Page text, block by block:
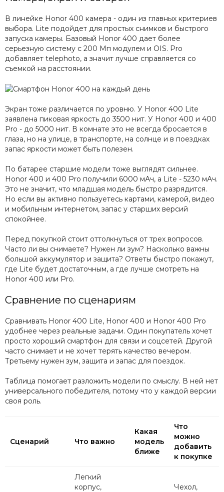
В линейке Honor 400 камера - один из главных критериев
выбора. Lite подойдет для простых снимков и быстрого
запуска камеры. Базовый Honor 400 дает более
серьезную систему с 200 Мп модулем и OIS. Pro
добавляет telephoto, а значит лучше справляется со
съемкой на расстоянии.
Экран тоже различается по уровню. У Honor 400 Lite
заявлена пиковая яркость до 3500 нит. У Honor 400 и 400
Pro - до 5000 нит. В комнате это не всегда бросается в
глаза, но на улице, в транспорте, на солнце и в поездках
запас яркости может быть полезен.
По батарее старшие модели тоже выглядят сильнее.
Honor 400 и 400 Pro получили 6000 мАч, а Lite - 5230 мАч.
Это не значит, что младшая модель быстро разрядится.
Но если вы активно пользуетесь картами, камерой, видео
и мобильным интернетом, запас у старших версий
спокойнее.
Перед покупкой стоит оттолкнуться от трех вопросов.
Часто ли вы снимаете? Нужен ли зум? Насколько важны
большой аккумулятор и защита? Ответы быстро покажут,
где Lite будет достаточным, а где лучше смотреть на
Honor 400 или Pro.
Сравнение по сценариям
Сравнивать Honor 400 Lite, Honor 400 и Honor 400 Pro
удобнее через реальные задачи. Один покупатель хочет
просто хороший смартфон для связи и соцсетей. Другой
часто снимает и не хочет терять качество вечером.
Третьему нужен зум, защита и запас для поездок.
Таблица помогает разложить модели по смыслу. В ней нет
универсального победителя, потому что у каждой версии
своя роль.
Сценарий Что важно
Какая
модель
ближе
Что
можно
добавить
к покупке
Легкий
корпус,
Чехол,